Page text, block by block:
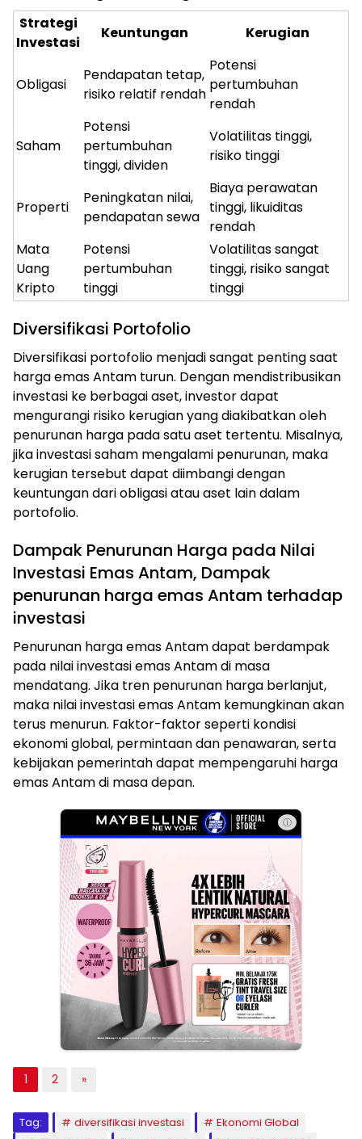
Strategi
Investasi
Keuntungan Kerugian
Obligasi
Pendapatan tetap,
risiko relatif rendah
Potensi
pertumbuhan
rendah
Saham
Potensi
pertumbuhan
tinggi, dividen
Volatilitas tinggi,
risiko tinggi
Properti
Peningkatan nilai,
pendapatan sewa
Biaya perawatan
tinggi, likuiditas
rendah
Mata
Uang
Kripto
Potensi
pertumbuhan
tinggi
Volatilitas sangat
tinggi, risiko sangat
tinggi
Diversifikasi Portofolio
Diversifikasi portofolio menjadi sangat penting saat
harga emas Antam turun. Dengan mendistribusikan
investasi ke berbagai aset, investor dapat
mengurangi risiko kerugian yang diakibatkan oleh
penurunan harga pada satu aset tertentu. Misalnya,
jika investasi saham mengalami penurunan, maka
kerugian tersebut dapat diimbangi dengan
keuntungan dari obligasi atau aset lain dalam
portofolio.
Dampak Penurunan Harga pada Nilai
Investasi Emas Antam, Dampak
penurunan harga emas Antam terhadap
investasi
Penurunan harga emas Antam dapat berdampak
pada nilai investasi emas Antam di masa
mendatang. Jika tren penurunan harga berlanjut,
maka nilai investasi emas Antam kemungkinan akan
terus menurun. Faktor-faktor seperti kondisi
ekonomi global, permintaan dan penawaran, serta
kebijakan pemerintah dapat mempengaruhi harga
emas Antam di masa depan.
ⓘ
1 2 »
Tag: diversifikasi investasi
Ekonomi Global